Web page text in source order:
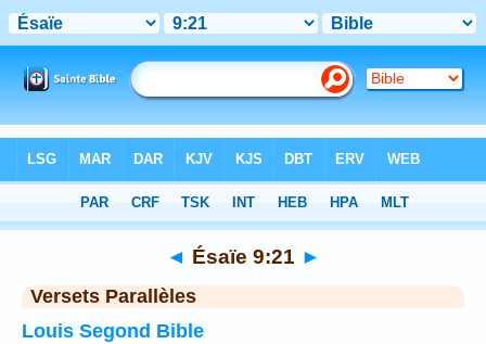
Chapitre 9> Verset 21
◄ Ésaïe 9:21 ►
Versets Parallèles
Louis Segond Bible